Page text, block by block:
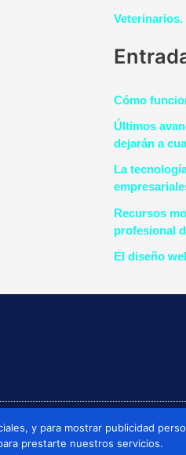
Veterinarios.
Cómo
Últimos
dejarán a
La
Recursos
profesional
El diseño
y para mostrar publicidad
prestarte nuestros servicios.